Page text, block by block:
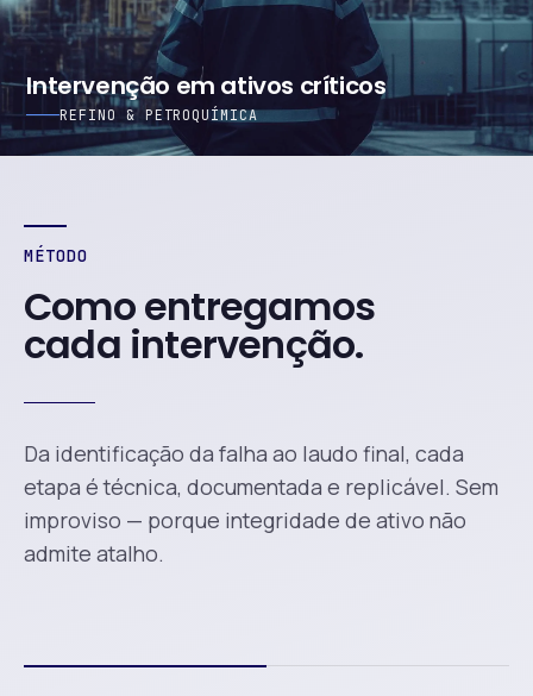
Intervenção em ativos críticos
REFINO & PETROQUÍMICA
MÉTODO
Como entregamos
cada intervenção.
Da identificação da falha ao laudo final, cada
etapa é técnica, documentada e replicável. Sem
improviso — porque integridade de ativo não
admite atalho.